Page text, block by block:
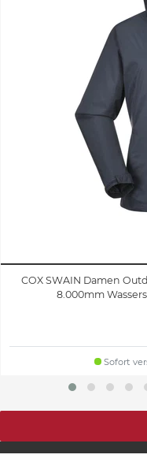
COX SWAIN Damen
8.000mm
Sofort